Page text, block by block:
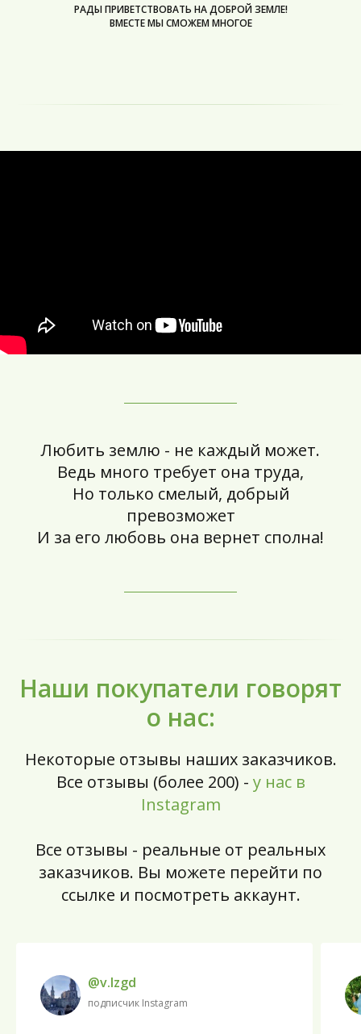
РАДЫ ПРИВЕТСТВОВАТЬ НА ДОБРОЙ ЗЕМЛЕ!
ВМЕСТЕ МЫ СМОЖЕМ МНОГОЕ
Любить землю - не каждый может.
Ведь много требует она труда,
Но только смелый, добрый
превозможет
И за его любовь она вернет сполна!
Наши покупатели говорят
о нас:
Некоторые отзывы наших заказчиков.
Все отзывы (более 200) - у нас в
Instagram
Все отзывы - реальные от реальных
заказчиков. Вы можете перейти по
ссылке и посмотреть аккаунт.
@v.lzgd
подписчик Instagram